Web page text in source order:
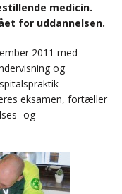
medicin.
for uddannelsen.
2011 med
og
eksamen, fortæller
og